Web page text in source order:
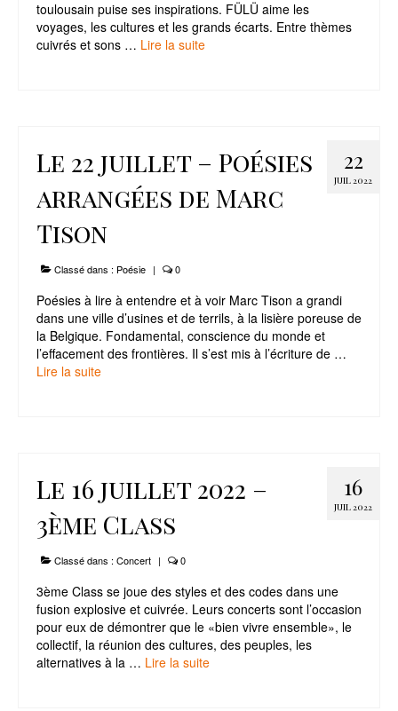
toulousain puise ses inspirations. FÜLÜ aime les
voyages, les cultures et les grands écarts. Entre thèmes
cuivrés et sons … Lire la suite­­
22
JUIL 2022
Le 22 juillet – Poésies
arrangées de Marc
Tison
Classé dans : Poésie | 0
Poésies à lire à entendre et à voir Marc Tison a grandi
dans une ville d’usines et de terrils, à la lisière poreuse de
la Belgique. Fondamental, conscience du monde et
l’effacement des frontières. Il s’est mis à l’écriture de …
Lire la suite­­
16
JUIL 2022
Le 16 juillet 2022 –
3ème Class
Classé dans : Concert | 0
3ème Class se joue des styles et des codes dans une
fusion explosive et cuivrée. Leurs concerts sont l’occasion
pour eux de démontrer que le «bien vivre ensemble», le
collectif, la réunion des cultures, des peuples, les
alternatives à la … Lire la suite­­